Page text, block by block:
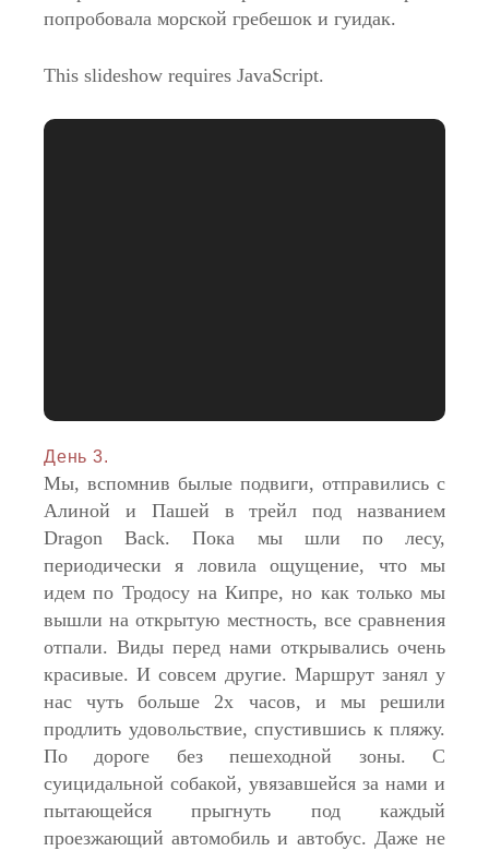
попробовала морской гребешок и гуидак.
This slideshow requires JavaScript.
День 3.
Мы, вспомнив былые подвиги, отправились с
Алиной и Пашей в трейл под названием
Dragon Back. Пока мы шли по лесу,
периодически я ловила ощущение, что мы
идем по Тродосу на Кипре, но как только мы
вышли на открытую местность, все сравнения
отпали. Виды перед нами открывались очень
красивые. И совсем другие. Маршрут занял у
нас чуть больше 2х часов, и мы решили
продлить удовольствие, спустившись к пляжу.
По дороге без пешеходной зоны. С
суицидальной собакой, увязавшейся за нами и
пытающейся прыгнуть под каждый
проезжающий автомобиль и автобус. Даже не